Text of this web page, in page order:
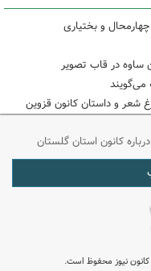
و بختیاری
ساوه در قاب تصویر
می‌گویند
و داستان کانون قزوین
درباره کانون استان گلستان
نیوز محفوظ است.